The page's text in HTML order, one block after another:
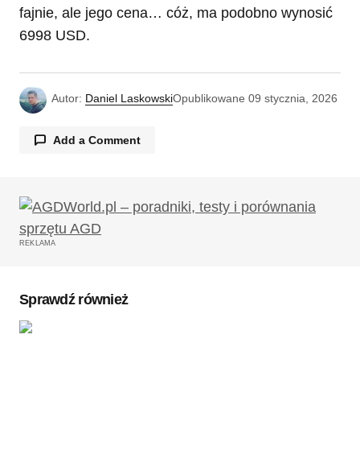
fajnie, ale jego cena… cóż, ma podobno wynosić
6998 USD.
Autor: Daniel LaskowskiOpublikowane 09 stycznia, 2026
Add a Comment
Twój adres email nie zostanie opublikowany.
Wymagane pola są oznaczone
REKLAMA
Sprawdź również